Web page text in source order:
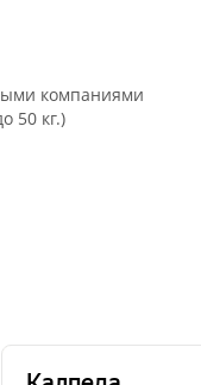
компаниями
50 кг.)